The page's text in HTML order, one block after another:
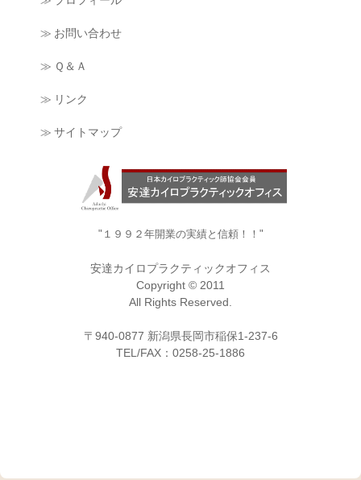
≫ お問い合わせ
≫ Ｑ＆Ａ
≫ リンク
≫ サイトマップ
"１９９２年開業の実績と信頼！！"
安達カイロプラクティックオフィス
Copyright © 2011
All Rights Reserved.
〒940-0877 新潟県長岡市稲保1-237-6
TEL/FAX：0258-25-1886